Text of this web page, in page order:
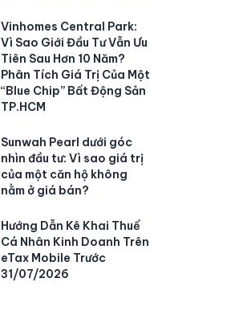
Vinhomes Central Park:
Vì Sao Giới Đầu Tư Vẫn Ưu
Tiên Sau Hơn 10 Năm?
Phân Tích Giá Trị Của Một
“Blue Chip” Bất Động Sản
TP.HCM
Sunwah Pearl dưới góc
nhìn đầu tư: Vì sao giá trị
của một căn hộ không
nằm ở giá bán?
Hướng Dẫn Kê Khai Thuế
Cá Nhân Kinh Doanh Trên
eTax Mobile Trước
31/07/2026